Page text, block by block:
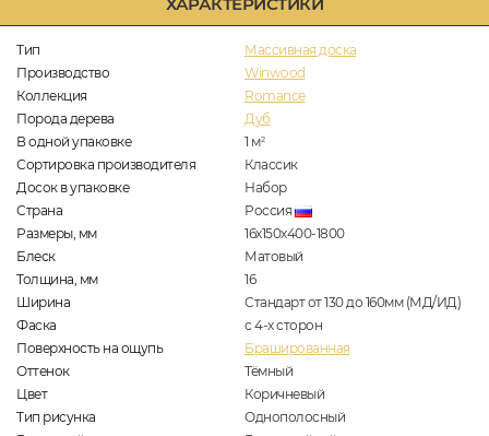
Тип
Массивная доска
Производство
Winwood
Коллекция
Romance
Порода дерева
Дуб
В одной упаковке
1 м2
Сортировка производителя
Классик
Досок в упаковке
Набор
Страна
Россия
Размеры, мм
16х150х400-1800
Блеск
Матовый
Толщина, мм
16
Ширина
Стандарт от 130 до 160мм (МД/ИД)
Фаска
с 4-х сторон
Поверхность на ощупь
Брашированная
Оттенок
Тёмный
Цвет
Коричневый
Тип рисунка
Однополосный